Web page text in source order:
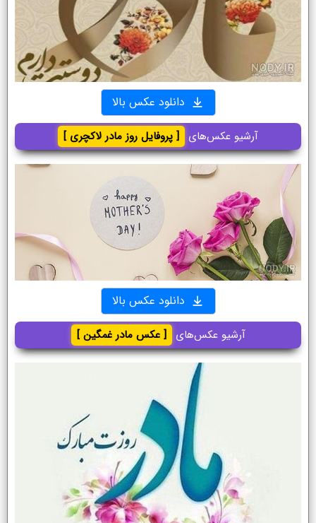
دانلود عکس بالا
آرشیو عکس‌های [ پروفایل روز مادر لاکچری ]
دانلود عکس بالا
آرشیو عکس‌های [ عکس مادر غمگین ]